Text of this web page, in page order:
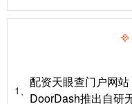
1、
配资天眼查门户网
DoorDash推出自研